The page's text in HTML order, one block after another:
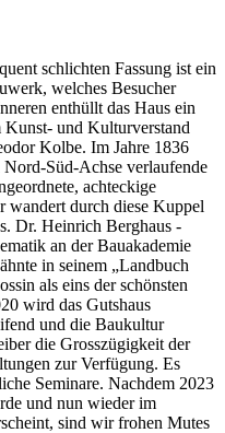
schlichten Fassung ist ein
welches Besucher
enthüllt das Haus ein
und Kulturverstand
Kolbe. Im Jahre 1836
Süd-Achse verlaufende
achteckige
wandert durch diese Kuppel
Dr. Heinrich Berghaus -
an der Bauakademie
in seinem „Landbuch
als eins der schönsten
wird das Gutshaus
und die Baukultur
die Grosszügigkeit der
zur Verfügung. Es
Seminare. Nachdem 2023
und nun wieder im
sind wir frohen Mutes